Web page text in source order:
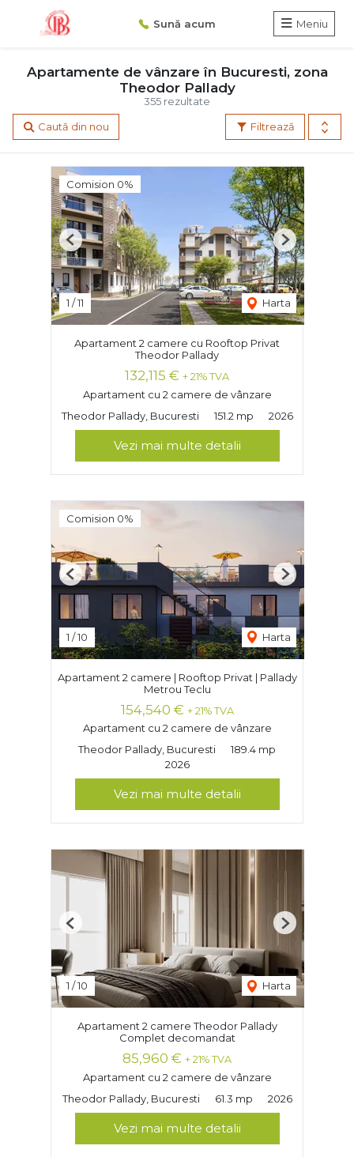
Sună acum Meniu
355 rezultate
Apartamente de vânzare în Bucuresti, zona
Theodor Pallady
Filtrează
Caută din nou
Comision 0%
1 /11 Harta
Previous Next
Apartament 2 camere cu Rooftop Privat
Theodor Pallady
132,115 € + 21% TVA
Apartament cu 2 camere de vânzare
Theodor Pallady, Bucuresti
151.2 mp 2026
Vezi mai multe detalii
Comision 0%
1 /10 Harta
Previous Next
Apartament 2 camere | Rooftop Privat | Pallady
Metrou Teclu
154,540 € + 21% TVA
Apartament cu 2 camere de vânzare
Theodor Pallady, Bucuresti
189.4 mp
2026
Vezi mai multe detalii
1 /10 Harta
Previous Next
Apartament 2 camere Theodor Pallady
Complet decomandat
85,960 € + 21% TVA
Apartament cu 2 camere de vânzare
Theodor Pallady, Bucuresti
61.3 mp 2026
Vezi mai multe detalii